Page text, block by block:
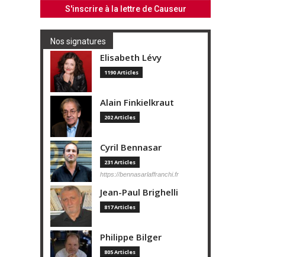
Nos signatures
Elisabeth Lévy
1190 Articles
Alain Finkielkraut
202 Articles
Cyril Bennasar
231 Articles
https://bennasarlaffranchi.fr
Jean-Paul Brighelli
817 Articles
Philippe Bilger
805 Articles